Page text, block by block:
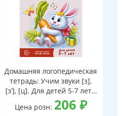
Домашняя логопедическая
тетрадь: Учим звуки [з],
[з’], [ц]. Для детей 5-7 лет -
3-е изд.
Цена розн: 206 ₽